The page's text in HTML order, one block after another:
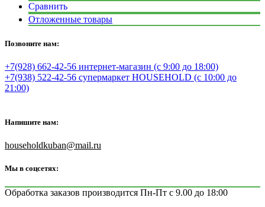
Сравнить
Отложенные товары
Позвоните нам:
+7(928) 662-42-56 интернет-магазин (с 9:00 до 18:00)
+7(938) 522-42-56 супермаркет HOUSEHOLD (с 10:00 до
21:00)
Напишите нам:
householdkuban@mail.ru
Мы в соцсетях:
Обработка заказов производится Пн-Пт с 9.00 до 18:00